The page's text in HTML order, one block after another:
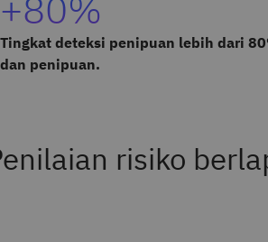
Tingkat deteksi penipuan lebih dari
dan penipuan.
risiko